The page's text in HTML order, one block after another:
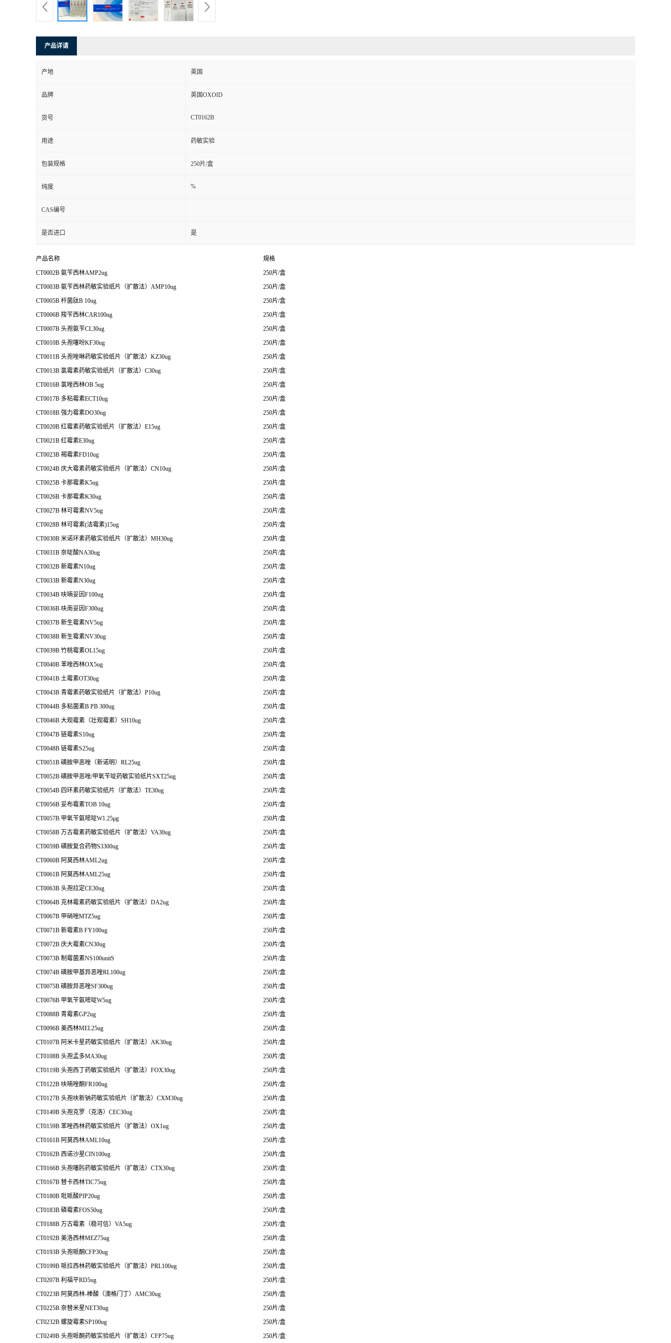
产品详请
产地 英国
品牌 英国OXOID
货号 CT0162B
用途 药敏实验
包装规格 250片/盒
纯度 %
CAS编号
是否进口 是
产品名称
規格
CT0002B 氨苄西林AMP2ug
250片/盒
CT0003B 氨苄西林药敏实验纸片（扩散法）AMP10ug
250片/盒
CT0005B 杆菌肽B 10ug
250片/盒
CT0006B 羧苄西林CAR100ug
250片/盒
CT0007B 头孢氨苄CL30ug
250片/盒
CT0010B 头孢噻吩KF30ug
250片/盒
CT0011B 头孢唑啉药敏实验纸片（扩散法）KZ30ug
250片/盒
CT0013B 氯霉素药敏实验纸片（扩散法）C30ug
250片/盒
CT0016B 氯唑西林OB 5ug
250片/盒
CT0017B 多粘霉素ECT10ug
250片/盒
CT0018B 强力霉素DO30ug
250片/盒
CT0020B 红霉素药敏实验纸片（扩散法）E15ug
250片/盒
CT0021B 红霉素E30ug
250片/盒
CT0023B 褐霉素FD10ug
250片/盒
CT0024B 庆大霉素药敏实验纸片（扩散法）CN10ug
250片/盒
CT0025B 卡那霉素K5ug
250片/盒
CT0026B 卡那霉素K30ug
250片/盒
CT0027B 林可霉素NV5ug
250片/盒
CT0028B 林可霉素(洁霉素)15ug
250片/盒
CT0030B 米诺环素药敏实验纸片（扩散法）MH30ug
250片/盒
CT0031B 奈啶酸NA30ug
250片/盒
CT0032B 新霉素N10ug
250片/盒
CT0033B 新霉素N30ug
250片/盒
CT0034B 呋喃妥因F100ug
250片/盒
CT0036B 呋南妥因F300ug
250片/盒
CT0037B 新生霉素NV5ug
250片/盒
CT0038B 新生霉素NV30ug
250片/盒
CT0039B 竹桃霉素OL15ug
250片/盒
CT0040B 苯唑西林OX5ug
250片/盒
CT0041B 土霉素OT30ug
250片/盒
CT0043B 青霉素药敏实验纸片（扩散法）P10ug
250片/盒
CT0044B 多粘菌素B PB 300ug
250片/盒
CT0046B 大观霉素（壮观霉素）SH10ug
250片/盒
CT0047B 链霉素S10ug
250片/盒
CT0048B 链霉素S25ug
250片/盒
CT0051B 磺胺甲恶唑（新诺明）RL25ug
250片/盒
CT0052B 磺胺甲恶唑/甲氧苄啶药敏实验纸片SXT25ug
250片/盒
CT0054B 四环素药敏实验纸片（扩散法）TE30ug
250片/盒
CT0056B 妥布霉素TOB 10ug
250片/盒
CT0057B 甲氧苄氨嘧啶W1.25μg
250片/盒
CT0058B 万古霉素药敏实验纸片（扩散法）VA30ug
250片/盒
CT0059B 磺胺复合药物S3300ug
250片/盒
CT0060B 阿莫西林AML2ug
250片/盒
CT0061B 阿莫西林AML25ug
250片/盒
CT0063B 头孢拉定CE30ug
250片/盒
CT0064B 克林霉素药敏实验纸片（扩散法）DA2ug
250片/盒
CT0067B 甲硝唑MTZ5ug
250片/盒
CT0071B 新霉素B FY100ug
250片/盒
CT0072B 庆大霉素CN30ug
250片/盒
CT0073B 制霉菌素NS100unitS
250片/盒
CT0074B 磺胺甲基异恶唑RL100ug
250片/盒
CT0075B 磺胺异恶唑SF300ug
250片/盒
CT0076B 甲氧苄氨嘧啶W5ug
250片/盒
CT0088B 青霉素GP2ug
250片/盒
CT0096B 美西林MEL25ug
250片/盒
CT0107B 阿米卡星药敏实验纸片（扩散法）AK30ug
250片/盒
CT0108B 头孢孟多MA30ug
250片/盒
CT0119B 头孢西丁药敏实验纸片（扩散法）FOX30ug
250片/盒
CT0122B 呋喃唑酮FR100ug
250片/盒
CT0127B 头孢呋新钠药敏实验纸片（扩散法）CXM30ug
250片/盒
CT0149B 头孢克罗（克洛）CEC30ug
250片/盒
CT0159B 苯唑西林药敏实验纸片（扩散法）OX1ug
250片/盒
CT0161B 阿莫西林AML10ug
250片/盒
CT0162B 西诺沙星CIN100ug
250片/盒
CT0166B 头孢噻肟药敏实验纸片（扩散法）CTX30ug
250片/盒
CT0167B 替卡西林TIC75ug
250片/盒
CT0180B 吡哌酸PIP20ug
250片/盒
CT0183B 磷霉素FOS50ug
250片/盒
CT0188B 万古霉素（稳可信）VA5ug
250片/盒
CT0192B 美洛西林MEZ75ug
250片/盒
CT0193B 头孢哌酮CFP30ug
250片/盒
CT0199B 哌拉西林药敏实验纸片（扩散法）PRL100ug
250片/盒
CT0207B 利福平RD5ug
250片/盒
CT0223B 阿莫西林-棒酸（澳格门丁）AMC30ug
250片/盒
CT0225B 奈替米星NET30ug
250片/盒
CT0232B 螺旋霉素SP100ug
250片/盒
CT0249B 头孢哌酮药敏实验纸片（扩散法）CFP75ug
250片/盒